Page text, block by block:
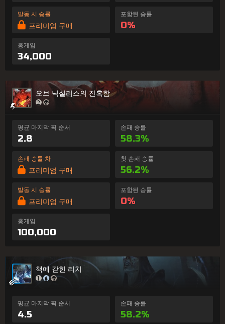
발동 시 승률
프리미엄 구매
포함된 승률
0%
총게임
34,000
오브 닉실리스의 잔혹함
평균 마지막 픽 순서
2.8
손패 승률
58.3%
손패 승률 차
프리미엄 구매
첫 손패 승률
56.2%
발동 시 승률
프리미엄 구매
포함된 승률
0%
총게임
100,000
책에 갇힌 리치
평균 마지막 픽 순서
4.5
손패 승률
58.2%